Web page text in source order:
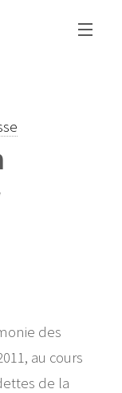
des
au cours
de la